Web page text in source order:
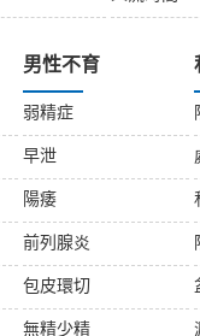
男性不育
弱精症
早泄
陽痿
前列腺炎
包皮環切
無精少精